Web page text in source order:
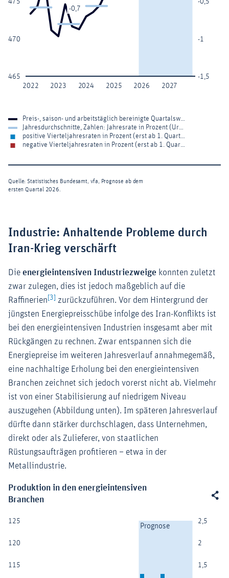
Industrie: Anhaltende Probleme durch
Iran-Krieg verschärft
Die energieintensiven Industriezweige konnten zuletzt
zwar zulegen, dies ist jedoch maßgeblich auf die
Raffinerien [3] zurückzuführen. Vor dem Hintergrund der
jüngsten Energiepreisschübe infolge des Iran-Konflikts ist
bei den energieintensiven Industrien insgesamt aber mit
Rückgängen zu rechnen. Zwar entspannen sich die
Energiepreise im weiteren Jahresverlauf annahmegemäß,
eine nachhaltige Erholung bei den energieintensiven
Branchen zeichnet sich jedoch vorerst nicht ab. Vielmehr
ist von einer Stabilisierung auf niedrigem Niveau
auszugehen (Abbildung unten). Im späteren Jahresverlauf
dürfte dann stärker durchschlagen, dass Unternehmen,
direkt oder als Zulieferer, von staatlichen
Rüstungsaufträgen profitieren – etwa in der
Metallindustrie.